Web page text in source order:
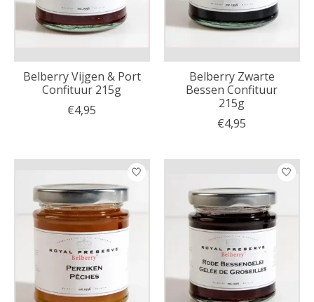
Belberry Vijgen & Port
Confituur 215g
€4,95
Belberry Zwarte
Bessen Confituur
215g
€4,95